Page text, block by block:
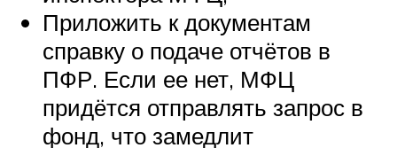
Приложить к документам
справку о подаче отчётов в
ПФР. Если ее нет, МФЦ
придётся отправлять запрос в
фонд, что замедлит